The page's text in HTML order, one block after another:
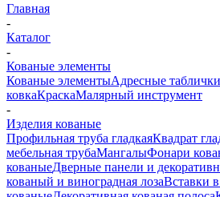
Главная
-
Каталог
-
Кованые элементы
Кованые элементыАдресные таблички
ковкаКраскаМалярный инструмент
-
Изделия кованые
Профильная труба гладкаяКвадрат
мебельная трубаМангалыФонари
кованыеДверные панели и
кованый и виноградная лозаВставки